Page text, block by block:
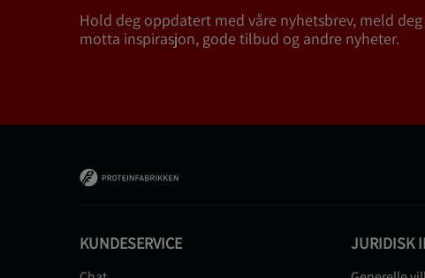
Hold deg oppdatert med våre nyhetsbrev, meld
motta inspirasjon, gode tilbud og andre nyheter.
KUNDESERVICE JURIDISK